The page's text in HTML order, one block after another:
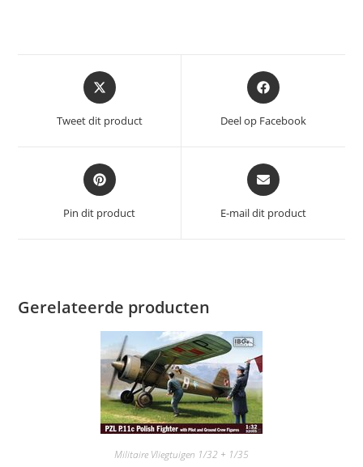
Opent
in
een
nieuw
Tweet dit product
Opent
in
nieuw
Deel op Facebook
Opent
in
een
nieuw
Pin dit product
Opent
in
een
nieuw
E-mail dit product
Gerelateerde producten
Militaire Vliegtuigen 1/32 + 1/35